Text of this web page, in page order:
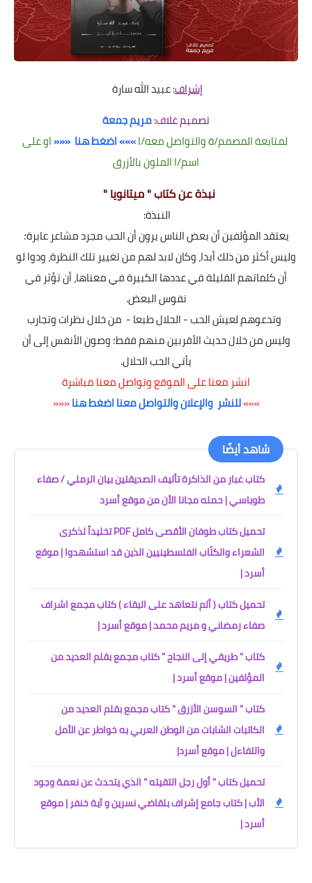
إشراف: عبيد الله سارة
تصميم غلاف:مريم جمعة
لمتابعة المصمم/ة والتواصل معه/ا»»» اضغط هنا «««او على
اسم/ا الملون بالأزرق
نبذة عن كتاب " ميتانويا "
النبذة:
يعتقد المؤلفين أن بعض الناس يرون أن الحب مجرد مشاعر عابرة؛
وليس أكثر من ذلك أبدا، وكان لابد لهم من تغيير تلك النظرة، ودوا لو
أن كلماتهم القليلة في عددها الكبيرة في معناها، أن تؤثر في
نفوس البعض.
وتدعوهم لعيش الحب - الحلال طبعا - من خلال نظرات وتجارب
وليس من خلال حديث الأقربين منهم فقط؛ وصون الأنفس إلى أن
يأتي الحب الحلال.
انشر معنا على الموقع وتواصل معنا مباشرة
»»»للنشر والإعلان والتواصل معنا اضغط هنا«««
شاهد أيضًا
كتاب غبار من الذاكرة تأليف الصديقتين بيان الرملي / صفاء
طوباسي | حمله مجانا الأن من موقع أسرد
تحميل كتاب طوفان الأقصى كامل PDF تخليداً لذكرى
الشعراء والكتّاب الفلسطينيين الذين قد استشهدوا | موقع
أسرد |
تحميل كتاب ( ألم نتعاهد على البقاء ) كتاب مجمع اشراف
صفاء رمضاني و مريم محمد | موقع أسرد |
كتاب " طريقي إلى النجاح " كتاب مجمع بقلم العديد من
المؤلفين | موقع أسرد |
كتاب " السوسن الأزرق " كتاب مجمع بقلم العديد من
الكاتبات الشابات من الوطن العربي به خواطر عن الأمل
والتفاءل | موقع أسرد|
تحميل كتاب " أول رجل التقيته " الذي يتحدث عن نعمة وجود
الأب | كتاب جامع إشراف بلقاضي نسرين و آية خنفر | موقع
أسرد |